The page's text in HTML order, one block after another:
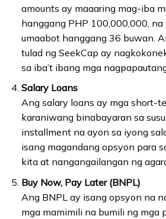
amounts ay maaaring mag-iba
hanggang PHP 100,000,000,
umaabot hanggang 36 buwan.
tulad ng SeekCap ay
sa iba’t ibang mga
Salary Loans
Ang salary loans ay mga short-
karaniwang binabayaran sa
installment na ayon sa iyong
isang magandang opsyon para
kita at nangangailangan ng
Buy Now, Pay Later (BNPL)
Ang BNPL ay isang opsyon na
mga mamimili na bumili ng mga